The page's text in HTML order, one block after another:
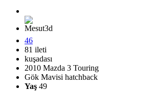
46
81 ileti
kuşadası
2010 Mazda 3 Touring
Gök Mavisi hatchback
Yaş 49